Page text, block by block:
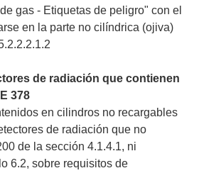
gas - Etiquetas de peligro" con el
en la parte no cilíndrica (ojiva)
de radiación que contienen
378
en cilindros no recargables
de radiación que no
de la sección 4.1.4.1, ni
6.2, sobre requisitos de